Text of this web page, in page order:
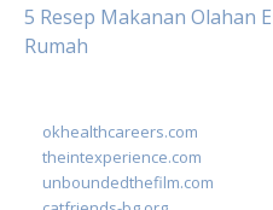
5 Resep Makanan Olahan
Rumah
okhealthcareers.com
theintexperience.com
unboundedthefilm.com